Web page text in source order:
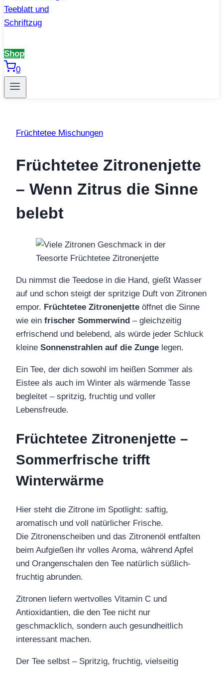
Shop
0
Früchtetee Mischungen
Früchtetee Zitronenjette
– Wenn Zitrus die Sinne
belebt
Du nimmst die Teedose in die Hand, gießt Wasser
auf und schon steigt der spritzige Duft von Zitronen
empor. Früchtetee Zitronenjette öffnet die Sinne
wie ein frischer Sommerwind – gleichzeitig
erfrischend und belebend, als würde jeder Schluck
kleine Sonnenstrahlen auf die Zunge legen.
Ein Tee, der dich sowohl im heißen Sommer als
Eistee als auch im Winter als wärmende Tasse
begleitet – spritzig, fruchtig und voller
Lebensfreude.
Früchtetee Zitronenjette –
Sommerfrische trifft
Winterwärme
Hier steht die Zitrone im Spotlight: saftig,
aromatisch und voll natürlicher Frische.
Die Zitronenscheiben und das Zitronenöl entfalten
beim Aufgießen ihr volles Aroma, während Apfel
und Orangenschalen den Tee natürlich süßlich-
fruchtig abrunden.
Zitronen liefern wertvolles Vitamin C und
Antioxidantien, die den Tee nicht nur
geschmacklich, sondern auch gesundheitlich
interessant machen.
Der Tee selbst – Spritzig, fruchtig, vielseitig